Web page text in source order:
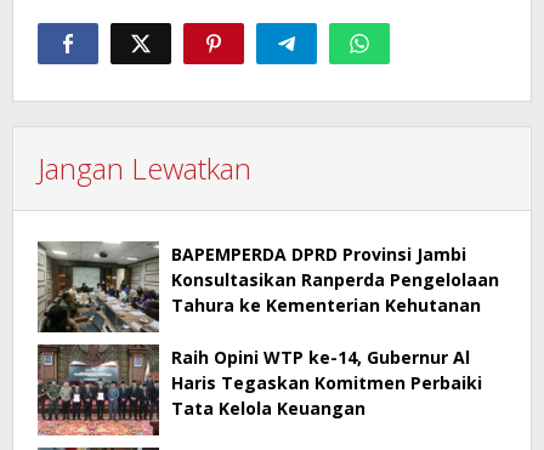
Jangan Lewatkan
BAPEMPERDA DPRD Provinsi Jambi
Konsultasikan Ranperda Pengelolaan
Tahura ke Kementerian Kehutanan
Raih Opini WTP ke-14, Gubernur Al
Haris Tegaskan Komitmen Perbaiki
Tata Kelola Keuangan